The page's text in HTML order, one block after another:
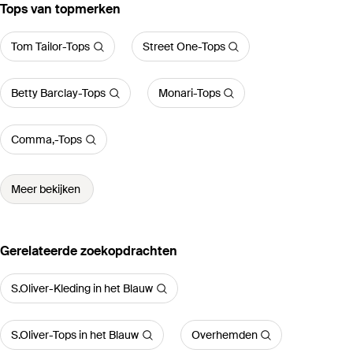
‪Tops‬ van topmerken
Tom Tailor-Tops Street One-Tops
Betty Barclay-Tops Monari-Tops
Comma,-Tops
Meer bekijken
Gerelateerde zoekopdrachten
S.Oliver-Kleding in het Blauw
S.Oliver-Tops in het Blauw Overhemden